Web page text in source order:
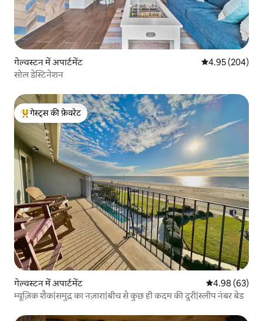
गेल्वस्टन में अपार्टमेंट औसत रेटिंग 5 में से
4.95 (204)
सोल डेस्टिनेशन
गेस्ट्स का टॉप फ़ेवरेट
गेस्ट्स की फ़ेवरेट
गेल्वस्टन में अपार्टमेंट औसत रेटिंग 5 में
4.98 (63)
म्यूज़िक शैक|समुद्र का नज़ारा|बीच से कुछ ही कदम की दूरी|स्लीप नंबर बेड